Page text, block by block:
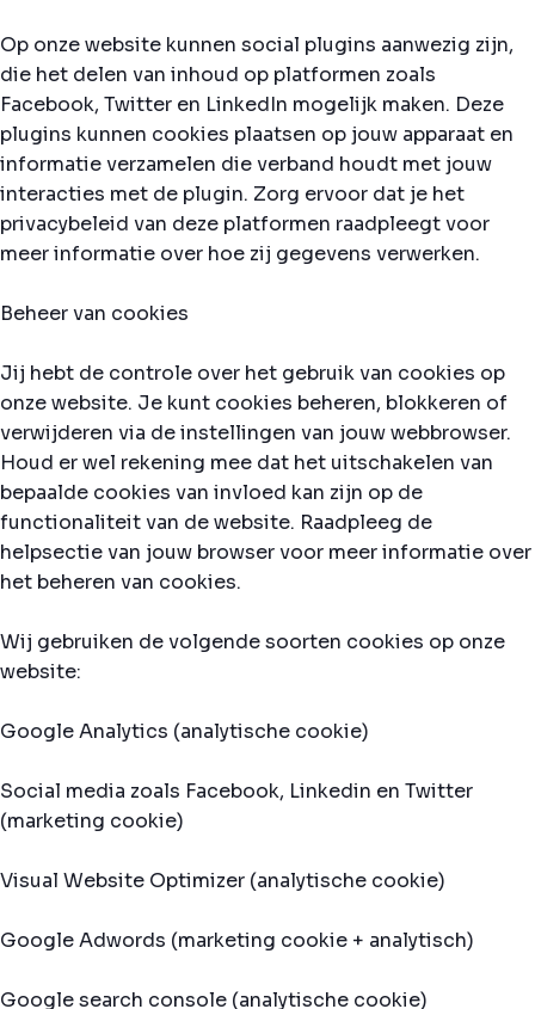
Op onze website kunnen social plugins aanwezig zijn,
die het delen van inhoud op platformen zoals
Facebook, Twitter en LinkedIn mogelijk maken. Deze
plugins kunnen cookies plaatsen op jouw apparaat en
informatie verzamelen die verband houdt met jouw
interacties met de plugin. Zorg ervoor dat je het
privacybeleid van deze platformen raadpleegt voor
meer informatie over hoe zij gegevens verwerken.
Beheer van cookies
Jij hebt de controle over het gebruik van cookies op
onze website. Je kunt cookies beheren, blokkeren of
verwijderen via de instellingen van jouw webbrowser.
Houd er wel rekening mee dat het uitschakelen van
bepaalde cookies van invloed kan zijn op de
functionaliteit van de website. Raadpleeg de
helpsectie van jouw browser voor meer informatie over
het beheren van cookies.
Wij gebruiken de volgende soorten cookies op onze
website:
Google Analytics (analytische cookie)
Social media zoals Facebook, Linkedin en Twitter
(marketing cookie)
Visual Website Optimizer (analytische cookie)
Google Adwords (marketing cookie + analytisch)
Google search console (analytische cookie)